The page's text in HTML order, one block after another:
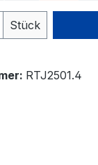
Anzahl:
Stück
RTJ2501.4